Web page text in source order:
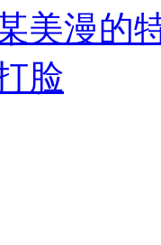
美漫的
脸